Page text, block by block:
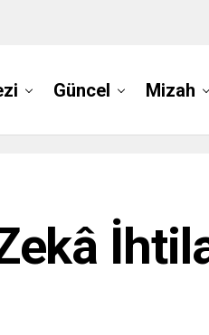
Güncel Mizah